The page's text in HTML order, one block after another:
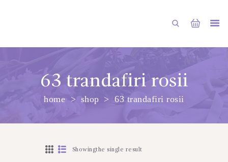
63 trandafiri rosii
home shop 63 trandafiri rosii
PRINCIPALA
DESPRE NOI
Showingthe single result